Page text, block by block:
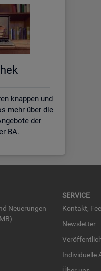
knappen und
mehr über die
der
BA.
Neue­run­gen
SER­VICE
Kon­takt,
News­let­ter
In­di­vi­du­el­le